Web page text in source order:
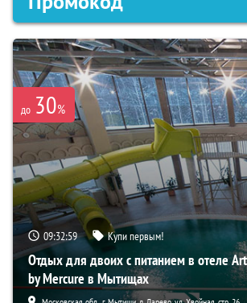
до 30%
09:32:58 Купи первым!
Отдых для двоих с питанием в отеле
by Mercure в Мытищах